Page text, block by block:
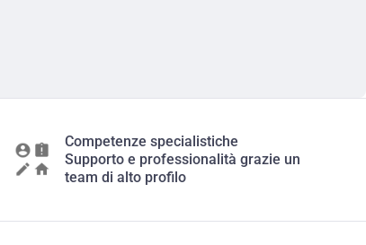
Competenze specialistiche
Supporto e professionalità grazie un
team di alto profilo